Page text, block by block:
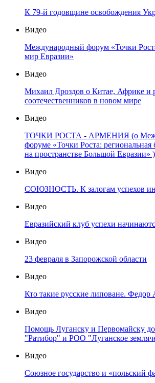
К 79-й годовщине освобождения
Видео
Международный форум «Точки
мир Евразии»
Видео
Михаил Дроздов о Китае, Африке и
соотечественников в новом мире
Видео
ТОЧКИ РОСТА - АРМЕНИЯ (о
форуме «Точки Роста: региональная
на пространстве Большой Евразии» )
Видео
СОЮЗНОСТЬ. К залогам успехов
Видео
Евразийский клуб успехи
Видео
23 февраля в Запорожской области
Видео
Кто такие русские липоване. Федор
Видео
Помощь Луганску и Первомайску
"Ратибор" и РОО "Луганское
Видео
Союзное государство и «польский